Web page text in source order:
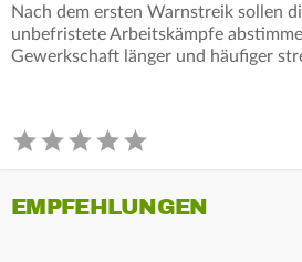
Nach dem ersten Warnstreik sollen
unbefristete Arbeitskämpfe
Gewerkschaft länger und häufiger
EMPFEHLUNGEN